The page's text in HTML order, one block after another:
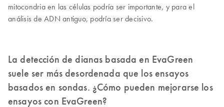
mitocondria en las células podría ser importante, y para el
análisis de ADN antiguo, podría ser decisivo.
La detección de dianas basada en EvaGreen
suele ser más desordenada que los ensayos
basados en sondas. ¿Cómo pueden mejorarse los
ensayos con EvaGreen?